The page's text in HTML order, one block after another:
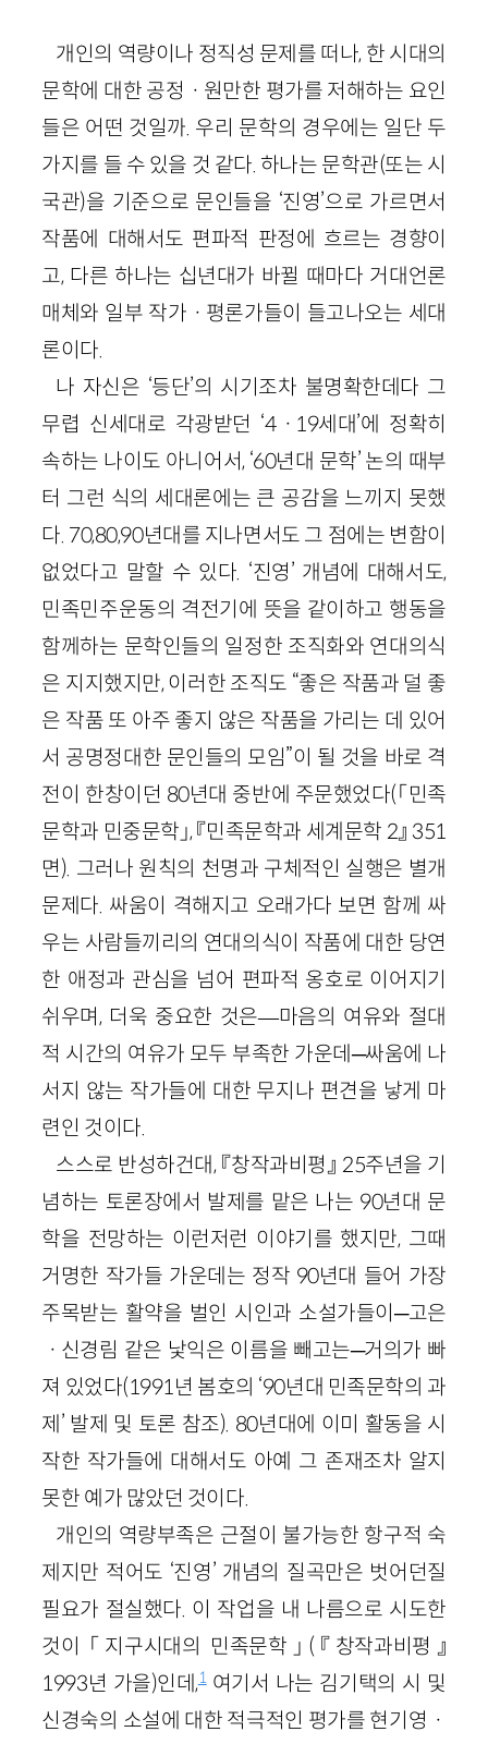
개인의 역량이나 정직성 문제를 떠나, 한 시대의
문학에 대한 공정ㆍ원만한 평가를 저해하는 요인
들은 어떤 것일까. 우리 문학의 경우에는 일단 두
가지를 들 수 있을 것 같다. 하나는 문학관(또는 시
국관)을 기준으로 문인들을 ‘진영’으로 가르면서
작품에 대해서도 편파적 판정에 흐르는 경향이
고, 다른 하나는 십년대가 바뀔 때마다 거대언론
매체와 일부 작가ㆍ평론가들이 들고나오는 세대
론이다.
나 자신은 ‘등단’의 시기조차 불명확한데다 그
무렵 신세대로 각광받던 ‘4ㆍ19세대’에 정확히
속하는 나이도 아니어서, ‘60년대 문학’ 논의 때부
터 그런 식의 세대론에는 큰 공감을 느끼지 못했
다. 70,80,90년대를 지나면서도 그 점에는 변함이
없었다고 말할 수 있다. ‘진영’ 개념에 대해서도,
민족민주운동의 격전기에 뜻을 같이하고 행동을
함께하는 문학인들의 일정한 조직화와 연대의식
은 지지했지만, 이러한 조직도 “좋은 작품과 덜 좋
은 작품 또 아주 좋지 않은 작품을 가리는 데 있어
서 공명정대한 문인들의 모임”이 될 것을 바로 격
전이 한창이던 80년대 중반에 주문했었다(「민족
문학과 민중문학」, 『민족문학과 세계문학 2』 351
면). 그러나 원칙의 천명과 구체적인 실행은 별개
문제다. 싸움이 격해지고 오래가다 보면 함께 싸
우는 사람들끼리의 연대의식이 작품에 대한 당연
한 애정과 관심을 넘어 편파적 옹호로 이어지기
쉬우며, 더욱 중요한 것은—마음의 여유와 절대
적 시간의 여유가 모두 부족한 가운데─싸움에 나
서지 않는 작가들에 대한 무지나 편견을 낳게 마
련인 것이다.
스스로 반성하건대, 『창작과비평』 25주년을 기
념하는 토론장에서 발제를 맡은 나는 90년대 문
학을 전망하는 이런저런 이야기를 했지만, 그때
거명한 작가들 가운데는 정작 90년대 들어 가장
주목받는 활약을 벌인 시인과 소설가들이─고은
ㆍ신경림 같은 낯익은 이름을 빼고는─거의가 빠
져 있었다(1991년 봄호의 ‘90년대 민족문학의 과
제’ 발제 및 토론 참조). 80년대에 이미 활동을 시
작한 작가들에 대해서도 아예 그 존재조차 알지
못한 예가 많았던 것이다.
개인의 역량부족은 근절이 불가능한 항구적 숙
제지만 적어도 ‘진영’ 개념의 질곡만은 벗어던질
필요가 절실했다. 이 작업을 내 나름으로 시도한
것이 「지구시대의 민족문학」(『창작과비평』
1993년 가을)인데,1여기서 나는 김기택의 시 및
신경숙의 소설에 대한 적극적인 평가를 현기영ㆍ